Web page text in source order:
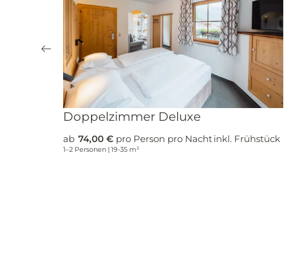
Doppelzimmer Deluxe
ab 74,00 € pro Person pro Nachtinkl. Frühstück
1–2 Personen | 19-35 m²